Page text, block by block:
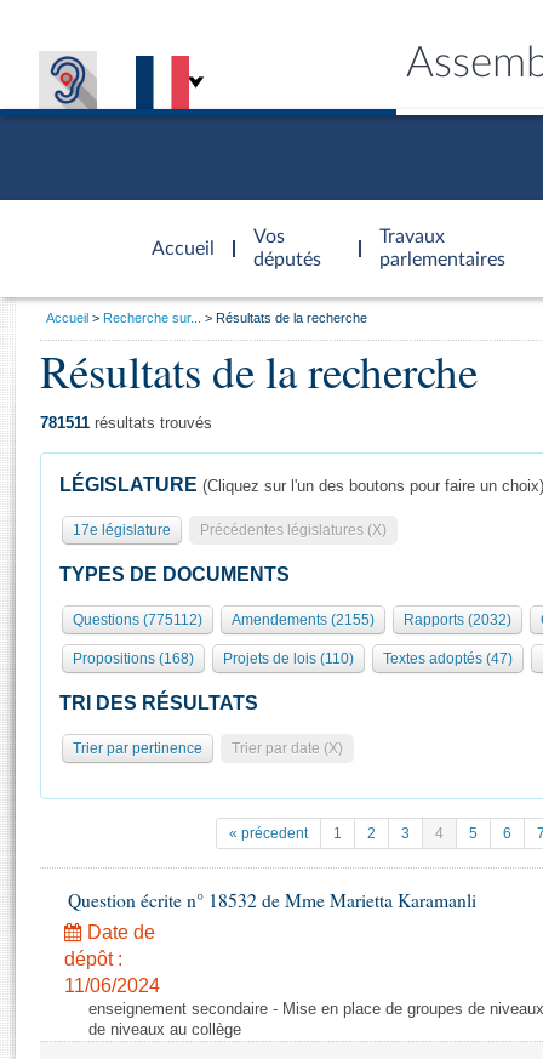
Accueil
d'accueil
Vos
députés
Travaux
parlementaires
Présidence
577 députés
Groupes politiques
Séance publique
Commissions et autres organes
Europe et International
Pétitions
Projets de loi
Propositions de loi
Amendements
Textes adoptés
Général
Rôle et pouvoirs de l'Assemblée
Organisation de l'Assemblée
Présidence Conférence des Présidents Bureau Collège des
Statistiques et chiffres clés
Documents de référence
( Constitution | Règlement de l'Assemblée ... )
Histoire
Juniors
Anciennes législatures
Visiter l'Assemblée
Visite virtuelle du palais Bourbon
Assister à une séance
Contacts et plan d'accès
Photos libres de droit
Vous
Accueil Recherche sur... Résultats de la recherche
Résultats de la recherche
781511 résultats trouvés
LÉGISLATURE (Cliquez sur l'un des boutons pour faire un choix)
17e législature Précédentes législatures (X)
TYPES DE DOCUMENTS
Questions (775112) Amendements (2155) Rapports (2032)
Propositions (168) Projets de lois (110) Textes adoptés (47)
TRI DES RÉSULTATS
Trier par pertinence Trier par date (X)
« précedent 1 2 3 4 5 6
Question écrite n° 18532 de Mme Marietta Karamanli
Date de
dépôt :
11/06/2024
enseignement secondaire - Mise en place de groupes de
de niveaux au collège